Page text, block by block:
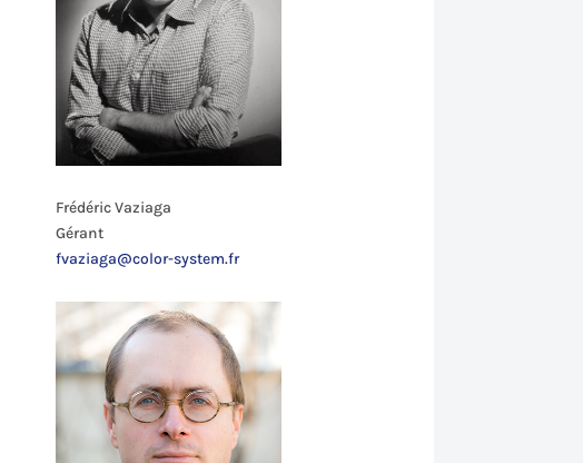
Frédéric Vaziaga
Gérant
fvaziaga@color-system.fr